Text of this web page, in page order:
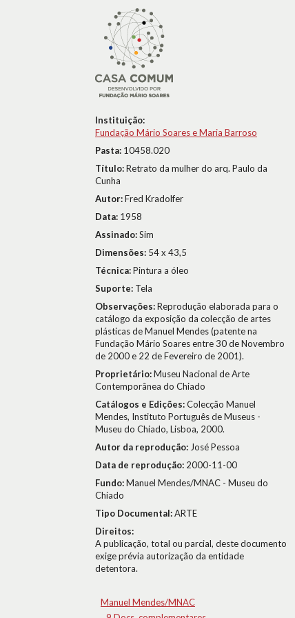
Instituição:
Fundação Mário Soares e Maria Barroso
Pasta: 10458.020
Título:Retrato da mulher do arq. Paulo da
Cunha
Autor:Fred Kradolfer
Data: 1958
Assinado:Sim
Dimensões: 54 x 43,5
Técnica:Pintura a óleo
Suporte: Tela
Observações:Reprodução elaborada para o
catálogo da exposição da colecção de artes
plásticas de Manuel Mendes (patente na
Fundação Mário Soares entre 30 de Novembro
de 2000 e 22 de Fevereiro de 2001).
Proprietário:Museu Nacional de Arte
Contemporânea do Chiado
Catálogos e Edições:Colecção Manuel
Mendes, Instituto Português de Museus -
Museu do Chiado, Lisboa, 2000.
Autor da reprodução: José Pessoa
Data de reprodução: 2000-11-00
Fundo:Manuel Mendes/MNAC - Museu do
Chiado
Tipo Documental:ARTE
Direitos:
A publicação, total ou parcial, deste documento
exige prévia autorização da entidade
detentora.
Manuel Mendes/MNAC